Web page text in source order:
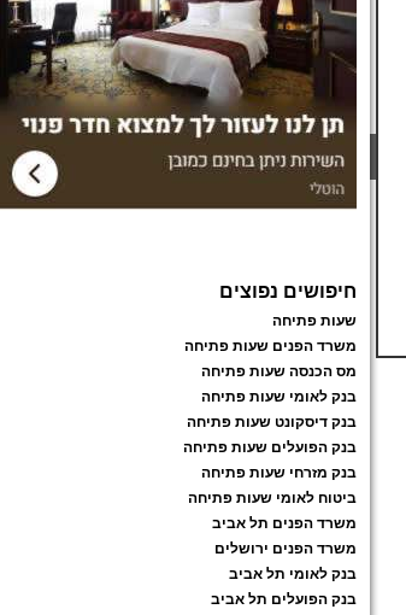
חיפושים נפוצים
שעות פתיחה
משרד הפנים שעות פתיחה
מס הכנסה שעות פתיחה
בנק לאומי שעות פתיחה
בנק דיסקונט שעות פתיחה
בנק הפועלים שעות פתיחה
בנק מזרחי שעות פתיחה
ביטוח לאומי שעות פתיחה
משרד הפנים תל אביב
משרד הפנים ירושלים
בנק לאומי תל אביב
בנק הפועלים תל אביב